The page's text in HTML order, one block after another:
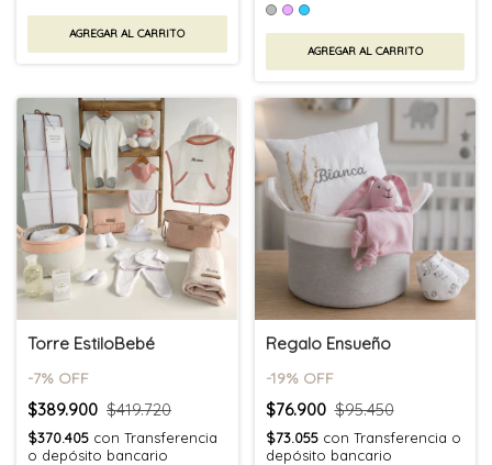
AGREGAR AL CARRITO
AGREGAR AL CARRITO
Torre EstiloBebé
-7% OFF
$389.900 $419.720
$370.405 con Transferencia
o depósito bancario
Regalo Ensueño
-19% OFF
$76.900 $95.450
$73.055 con Transferencia o
depósito bancario